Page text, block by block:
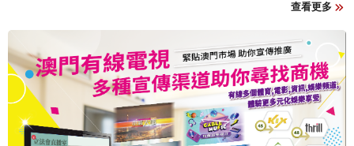
查看更多